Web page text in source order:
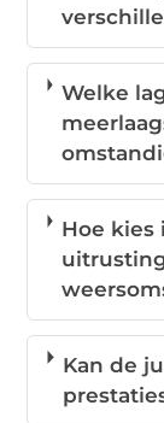
Welke
Hoe kies
Kan de